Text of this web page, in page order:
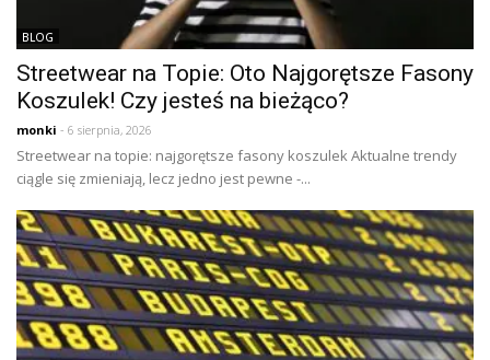
BLOG
Streetwear na Topie: Oto Najgorętsze Fasony
Koszulek! Czy jesteś na bieżąco?
monki - 6 sierpnia, 2026
Streetwear na topie: najgorętsze fasony koszulek Aktualne trendy
ciągle się zmieniają, lecz jedno jest pewne -...